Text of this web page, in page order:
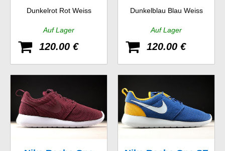
Dunkelrot Rot Weiss
Auf Lager
120.00 €
Dunkelblau Blau Weiss
Auf Lager
120.00 €